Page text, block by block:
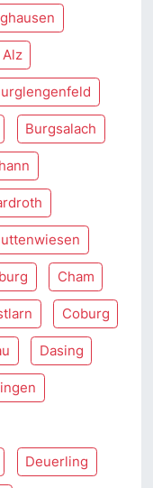
Burgsalach
Cham
Coburg
Dasing
Deuerling